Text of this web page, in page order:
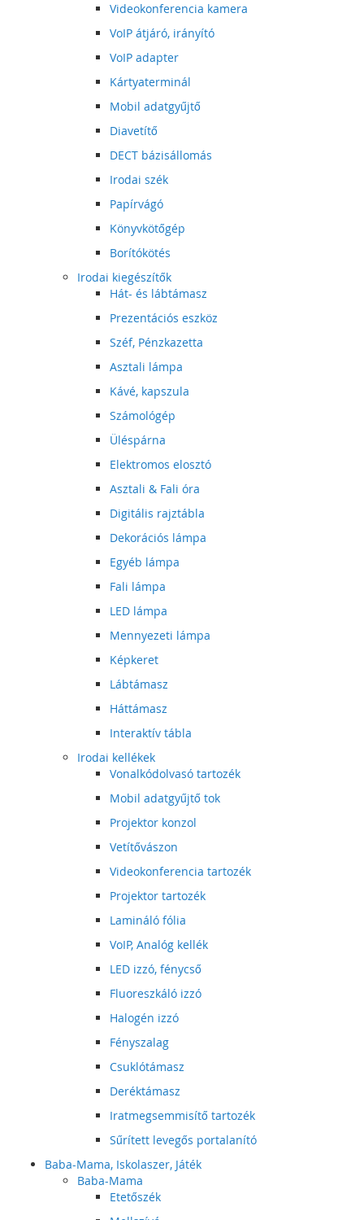
Videokonferencia kamera
VoIP átjáró, irányító
VoIP adapter
Kártyaterminál
Mobil adatgyűjtő
Diavetítő
DECT bázisállomás
Irodai szék
Papírvágó
Könyvkötőgép
Borítókötés
Irodai kiegészítők
Hát- és lábtámasz
Prezentációs eszköz
Széf, Pénzkazetta
Asztali lámpa
Kávé, kapszula
Számológép
Üléspárna
Elektromos elosztó
Asztali & Fali óra
Digitális rajztábla
Dekorációs lámpa
Egyéb lámpa
Fali lámpa
LED lámpa
Mennyezeti lámpa
Képkeret
Lábtámasz
Háttámasz
Interaktív tábla
Irodai kellékek
Vonalkódolvasó tartozék
Mobil adatgyűjtő tok
Projektor konzol
Vetítővászon
Videokonferencia tartozék
Projektor tartozék
Lamináló fólia
VoIP, Analóg kellék
LED izzó, fénycső
Fluoreszkáló izzó
Halogén izzó
Fényszalag
Csuklótámasz
Deréktámasz
Iratmegsemmisítő tartozék
Sűrített levegős portalanító
Baba-Mama, Iskolaszer, Játék
Baba-Mama
Etetőszék